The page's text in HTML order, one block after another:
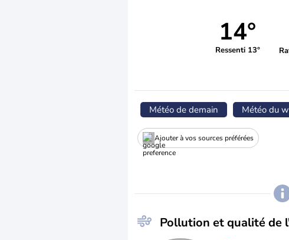
14°
Ressenti 13°
Météo de demain Météo du
Ajouter à vos sources préférées
Pollution et qualité de